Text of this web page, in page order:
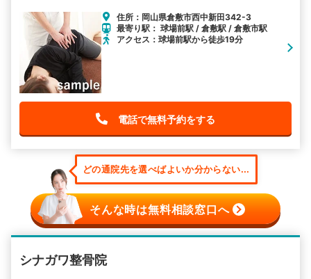
住所：岡山県倉敷市西中新田342-3
最寄り駅： 球場前駅 / 倉敷駅 / 倉敷市駅
アクセス：球場前駅から徒歩19分
電話で無料予約をする
どの通院先を選べばよいか分からない...
そんな時は無料相談窓口へ
シナガワ整骨院